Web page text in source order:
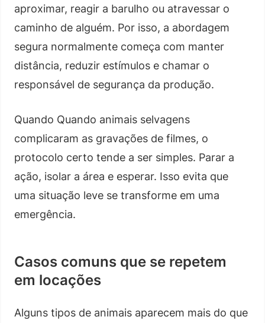
aproximar, reagir a barulho ou atravessar o
caminho de alguém. Por isso, a abordagem
segura normalmente começa com manter
distância, reduzir estímulos e chamar o
responsável de segurança da produção.
Quando Quando animais selvagens
complicaram as gravações de filmes, o
protocolo certo tende a ser simples. Parar a
ação, isolar a área e esperar. Isso evita que
uma situação leve se transforme em uma
emergência.
Casos comuns que se repetem
em locações
Alguns tipos de animais aparecem mais do que